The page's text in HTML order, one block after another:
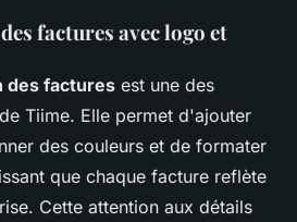
factures avec logo et
des factures est une des
Tiime. Elle permet d'ajouter
des couleurs et de formater
que chaque facture reflète
Cette attention aux détails